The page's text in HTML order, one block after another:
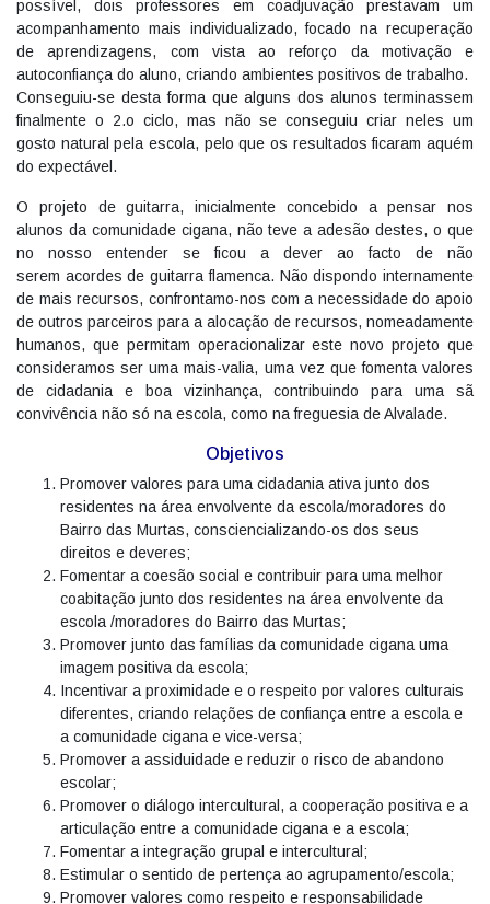
possível, dois professores em coadjuvação prestavam um
acompanhamento mais individualizado, focado na recuperação
de aprendizagens, com vista ao reforço da motivação e
autoconfiança do aluno, criando ambientes positivos de trabalho.
Conseguiu-se desta forma que alguns dos alunos terminassem
finalmente o 2.o ciclo, mas não se conseguiu criar neles um
gosto natural pela escola, pelo que os resultados ficaram aquém
do expectável.
O projeto de guitarra, inicialmente concebido a pensar nos
alunos da comunidade cigana, não teve a adesão destes, o que
no nosso entender se ficou a dever ao facto de não
serem acordes de guitarra flamenca. Não dispondo internamente
de mais recursos, confrontamo-nos com a necessidade do apoio
de outros parceiros para a alocação de recursos, nomeadamente
humanos, que permitam operacionalizar este novo projeto que
consideramos ser uma mais-valia, uma vez que fomenta valores
de cidadania e boa vizinhança, contribuindo para uma sã
convivência não só na escola, como na freguesia de Alvalade.
Objetivos
Promover valores para uma cidadania ativa junto dos
residentes na área envolvente da escola/moradores do
Bairro das Murtas, consciencializando-os dos seus
direitos e deveres;
Fomentar a coesão social e contribuir para uma melhor
coabitação junto dos residentes na área envolvente da
escola /moradores do Bairro das Murtas;
Promover junto das famílias da comunidade cigana uma
imagem positiva da escola;
Incentivar a proximidade e o respeito por valores culturais
diferentes, criando relações de confiança entre a escola e
a comunidade cigana e vice-versa;
Promover a assiduidade e reduzir o risco de abandono
escolar;
Promover o diálogo intercultural, a cooperação positiva e a
articulação entre a comunidade cigana e a escola;
Fomentar a integração grupal e intercultural;
Estimular o sentido de pertença ao agrupamento/escola;
Promover valores como respeito e responsabilidade